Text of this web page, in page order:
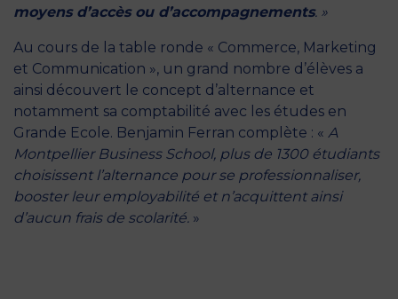
moyens d’accès ou d’accompagnements. »
Au cours de la table ronde « Commerce, Marketing
et Communication », un grand nombre d’élèves a
ainsi découvert le concept d’alternance et
notamment sa comptabilité avec les études en
Grande Ecole. Benjamin Ferran complète : « A
Montpellier Business School, plus de 1300 étudiants
choisissent l’alternance pour se professionnaliser,
booster leur employabilité et n’acquittent ainsi
d’aucun frais de scolarité. »